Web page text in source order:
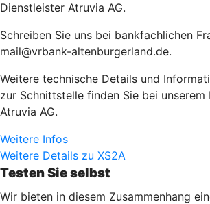
Dienstleister Atruvia AG.
Schreiben Sie uns bei bankfachlichen
mail@vrbank-altenburgerland.de.
Weitere technische Details und
zur Schnittstelle finden Sie bei unserem
Atruvia AG.
Weitere Infos
Weitere Details zu XS2A
Testen Sie selbst
Wir bieten in diesem Zusammenhang